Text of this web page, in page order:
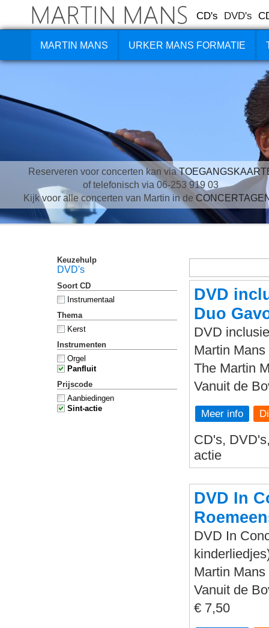
CD's DVD's
MARTIN MANS URKER MANS FORMATIE
Reserveren voor concerten kan via
of telefonisch via 06-253 919 03
Kijk voor alle concerten van Martin in de
Keuzehulp
DVD's
Soort CD
Instrumentaal
Thema
Kerst
Instrumenten
Orgel
Panfluit
Prijscode
Aanbiedingen
Sint-actie
DVD
Duo
DVD
Martin
The Martin
Vanuit de
Meer info
CD's,
actie
DVD In
DVD In
Martin
Vanuit de
€ 7,50